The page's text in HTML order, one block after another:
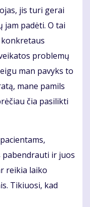
jis turi gerai
jam padėti. O tai
problemų
man pavyks to
mane pamils
čia pasilikti
pabendrauti ir juos
reikia laiko
Tikiuosi, kad